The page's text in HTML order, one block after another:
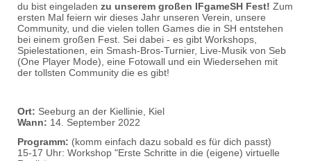
du bist eingeladen zu unserem großen IFgameSH Fest! Zum
ersten Mal feiern wir dieses Jahr unseren Verein, unsere
Community, und die vielen tollen Games die in SH entstehen
bei einem großen Fest. Sei dabei - es gibt Workshops,
Spielestationen, ein Smash-Bros-Turnier, Live-Musik von Seb
(One Player Mode), eine Fotowall und ein Wiedersehen mit
der tollsten Community die es gibt!
Ort: Seeburg an der Kiellinie, Kiel
Wann: 14. September 2022
Programm: (komm einfach dazu sobald es für dich passt)
15-17 Uhr: Workshop "Erste Schritte in die (eigene) virtuelle